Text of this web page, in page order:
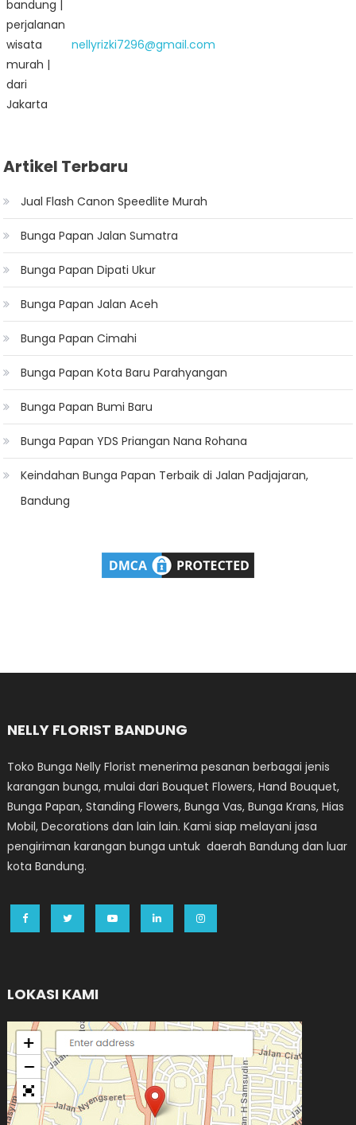
nellyrizki7296@gmail.com
Artikel Terbaru
Jual Flash Canon Speedlite Murah
Bunga Papan Jalan Sumatra
Bunga Papan Dipati Ukur
Bunga Papan Jalan Aceh
Bunga Papan Cimahi
Bunga Papan Kota Baru Parahyangan
Bunga Papan Bumi Baru
Bunga Papan YDS Priangan Nana Rohana
Keindahan Bunga Papan Terbaik di Jalan Padjajaran,
Bandung
NELLY FLORIST BANDUNG
Toko Bunga Nelly Florist menerima pesanan berbagai jenis
karangan bunga, mulai dari Bouquet Flowers, Hand Bouquet,
Bunga Papan, Standing Flowers, Bunga Vas, Bunga Krans, Hias
Mobil, Decorations dan lain lain. Kami siap melayani jasa
pengiriman karangan bunga untuk daerah Bandung dan luar
kota Bandung.
LOKASI KAMI